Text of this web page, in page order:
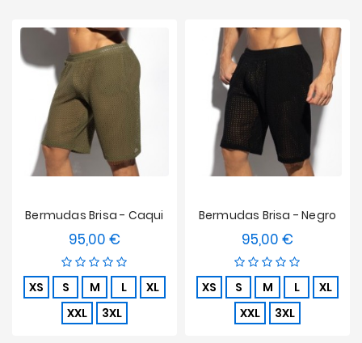
Bermudas Brisa - Caqui
95,00 €
XS S M L
XL
XXL
3XL
Bermudas Brisa - Negro
95,00 €
XS S M L
XL
XXL
3XL